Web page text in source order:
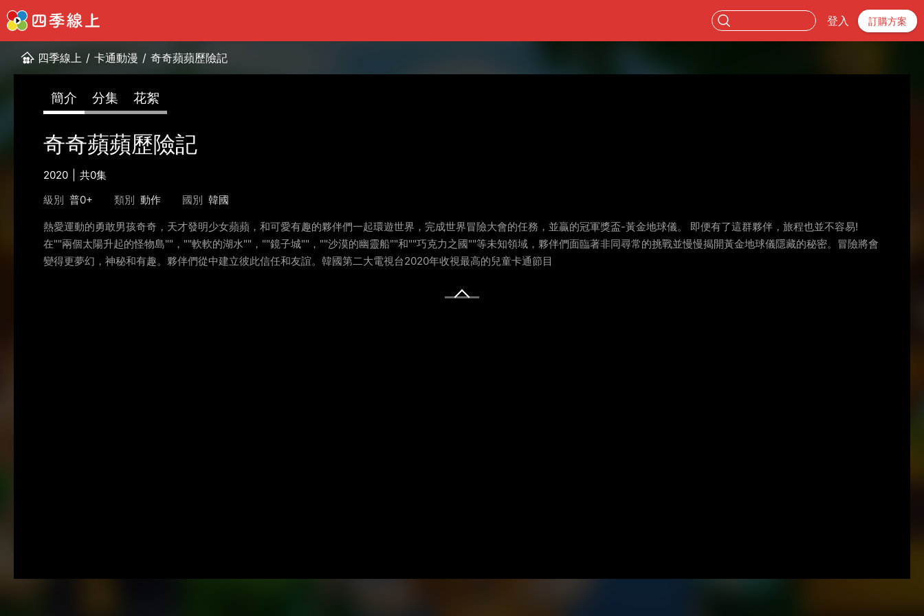
登入 訂購方案
四季線上 / 卡通動漫 / 奇奇蘋蘋歷險記
簡介 分集 花絮
奇奇蘋蘋歷險記
2020
共0集
級別 普0+ 類別 動作 國別 韓國
熱愛運動的勇敢男孩奇奇，天才發明少女蘋蘋，和可愛有趣的夥伴們一起環遊世界，完成世界冒險大會的任務，並贏的冠軍獎盃-黃金地球儀。 即便有了這群夥伴，旅程也並不容易!
在""兩個太陽升起的怪物島""，""軟軟的湖水""，""鏡子城""，""沙漠的幽靈船""和""巧克力之國""等未知領域，夥伴們面臨著非同尋常的挑戰並慢慢揭開黃金地球儀隱藏的秘密。冒險將會
變得更夢幻，神秘和有趣。夥伴們從中建立彼此信任和友誼。韓國第二大電視台2020年收視最高的兒童卡通節目